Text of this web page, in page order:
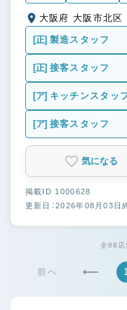
[正] 製造スタッフ
[正] 接客スタッフ
[ア] キッチンスタッ
上げ）
[ア] 接客スタッフ
気になる
掲載ID 1000628
更新日：2026年08月03日
全88
前へ